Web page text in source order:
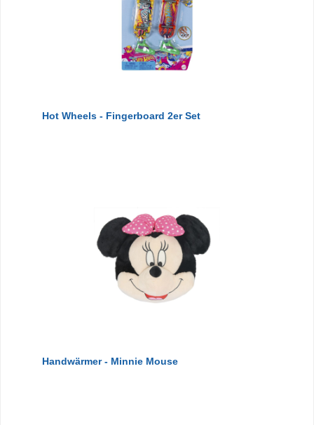
Hot Wheels - Fingerboard 2er Set
Handwärmer - Minnie Mouse